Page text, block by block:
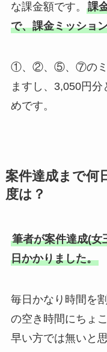
な課金額です。 課
で、課金ミッショ
①、②、⑤、⑦のミ
ますし、3,050円
めです。
案件達成まで何
度は？
筆者が案件達成(女
日かかりました。
毎日かなり時間を
の空き時間にちょ
早い方では無いと